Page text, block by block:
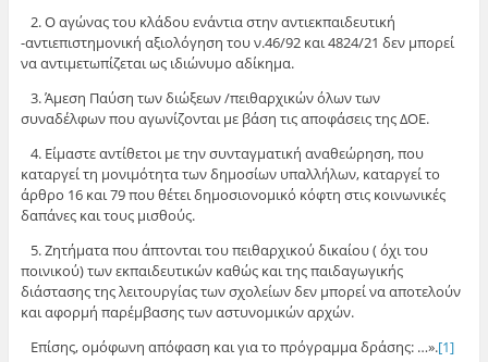
2. Ο αγώνας του κλάδου ενάντια στην αντιεκπαιδευτική
-αντιεπιστημονική αξιολόγηση του ν.46/92 και 4824/21 δεν μπορεί
να αντιμετωπίζεται ως ιδιώνυμο αδίκημα.
3. Άμεση Παύση των διώξεων /πειθαρχικών όλων των
συναδέλφων που αγωνίζονται με βάση τις αποφάσεις της ΔΟΕ.
4. Είμαστε αντίθετοι με την συνταγματική αναθεώρηση, που
καταργεί τη μονιμότητα των δημοσίων υπαλλήλων, καταργεί το
άρθρο 16 και 79 που θέτει δημοσιονομικό κόφτη στις κοινωνικές
δαπάνες και τους μισθούς.
5. Ζητήματα που άπτονται του πειθαρχικού δικαίου ( όχι του
ποινικού) των εκπαιδευτικών καθώς και της παιδαγωγικής
διάστασης της λειτουργίας των σχολείων δεν μπορεί να αποτελούν
και αφορμή παρέμβασης των αστυνομικών αρχών.
Επίσης, ομόφωνη απόφαση και για το πρόγραμμα δράσης: …».[1]